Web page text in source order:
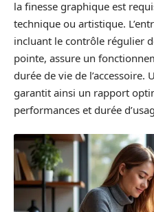
la finesse graphique est
technique ou artistique.
incluant le contrôle régulier
pointe, assure un
durée de vie de
garantit ainsi un rapport
performances et durée